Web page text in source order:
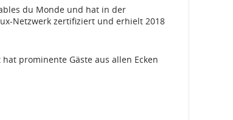
du Monde und hat in der
Netzwerk zertifiziert und erhielt 2018
prominente Gäste aus allen Ecken